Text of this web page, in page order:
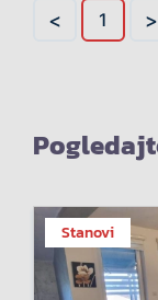
< 1 >
Stanovi